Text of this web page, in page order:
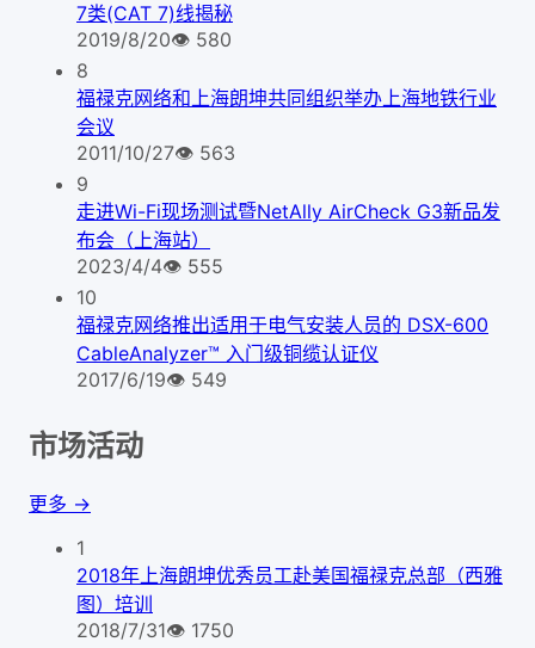
7类(CAT 7)线揭秘
2019/8/20👁 580
8
福禄克网络和上海朗坤共同组织举办上海地铁行业
会议
2011/10/27👁 563
9
走进Wi-Fi现场测试暨NetAlly AirCheck G3新品发
布会（上海站）
2023/4/4👁 555
10
福禄克网络推出适用于电气安装人员的 DSX-600
CableAnalyzer™ 入门级铜缆认证仪
2017/6/19👁 549
市场活动
更多 →
1
2018年上海朗坤优秀员工赴美国福禄克总部（西雅
图）培训
2018/7/31👁 1750